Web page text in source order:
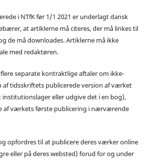
i NTfK før 1/1 2021 er underlagt dansk
at artiklerne må citeres, der må linkes til
de må downloades. Artiklerne må ikke
med redaktøren.
separate kontraktlige aftaler om ikke-
tidsskriftets publicerede version af værket
institutionslager eller udgive det i en bog),
af værkets første publicering i nærværende
opfordres til at publicere deres værker online
eller på deres websted) forud for og under